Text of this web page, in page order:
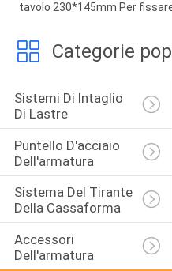
tavolo 230*145mm Per
Categorie
Sistemi Di Intaglio
Di Lastre
Puntello D'acciaio
Dell'armatura
Sistema Del Tirante
Della Cassaforma
Accessori
Dell'armatura